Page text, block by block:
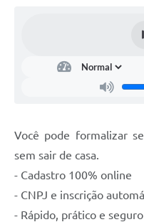
Você pode formalizar
sem sair de casa.
- Cadastro 100% online
- CNPJ e inscrição
- Rápido, prático e seguro